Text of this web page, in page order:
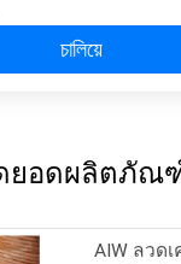
চালিয়ে
ยอดผลิตภัณ
AIW ลวด